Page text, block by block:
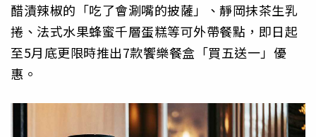
醋漬辣椒的「吃了會涮嘴的披薩」、靜岡抹茶生乳
捲、法式水果蜂蜜千層蛋糕等可外帶餐點，即日起
至5月底更限時推出7款饗樂餐盒「買五送一」優
惠。